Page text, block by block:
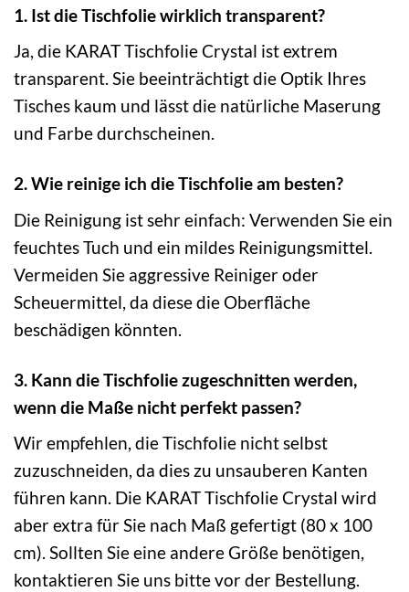
1. Ist die Tischfolie wirklich transparent?
Ja, die KARAT Tischfolie Crystal ist extrem
transparent. Sie beeinträchtigt die Optik Ihres
Tisches kaum und lässt die natürliche Maserung
und Farbe durchscheinen.
2. Wie reinige ich die Tischfolie am besten?
Die Reinigung ist sehr einfach: Verwenden Sie ein
feuchtes Tuch und ein mildes Reinigungsmittel.
Vermeiden Sie aggressive Reiniger oder
Scheuermittel, da diese die Oberfläche
beschädigen könnten.
3. Kann die Tischfolie zugeschnitten werden,
wenn die Maße nicht perfekt passen?
Wir empfehlen, die Tischfolie nicht selbst
zuzuschneiden, da dies zu unsauberen Kanten
führen kann. Die KARAT Tischfolie Crystal wird
aber extra für Sie nach Maß gefertigt (80 x 100
cm). Sollten Sie eine andere Größe benötigen,
kontaktieren Sie uns bitte vor der Bestellung.